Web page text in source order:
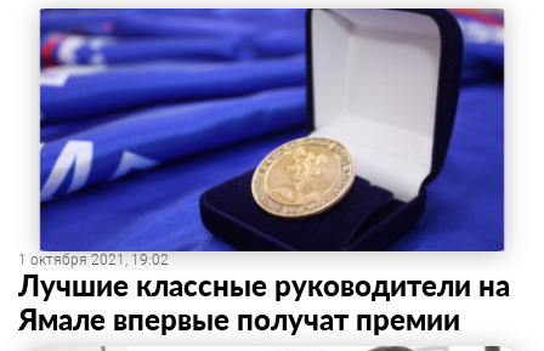
1 октября 2021, 19:02
Лучшие классные руководители на
Ямале впервые получат премии